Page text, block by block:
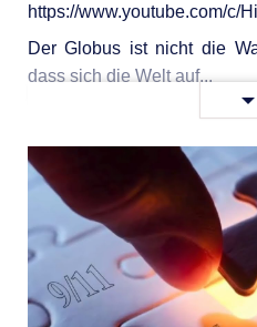
https://www.youtube.com/c/
Der Globus ist nicht die
dass sich die Welt auf...
Erde
Film-